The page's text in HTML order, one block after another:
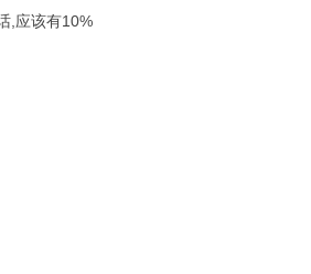
,应该有10%